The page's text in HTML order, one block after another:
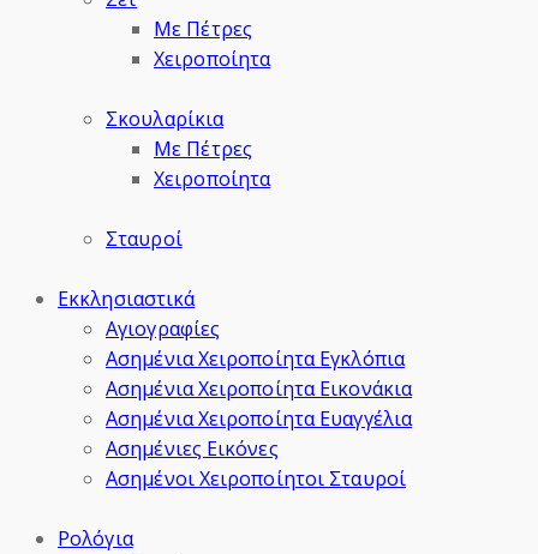
Με Πέτρες
Χειροποίητα
Σκουλαρίκια
Με Πέτρες
Χειροποίητα
Σταυροί
Εκκλησιαστικά
Αγιογραφίες
Ασημένια Χειροποίητα Εγκλόπια
Ασημένια Χειροποίητα Εικονάκια
Ασημένια Χειροποίητα Ευαγγέλια
Ασημένιες Εικόνες
Ασημένοι Χειροποίητοι Σταυροί
Ρολόγια